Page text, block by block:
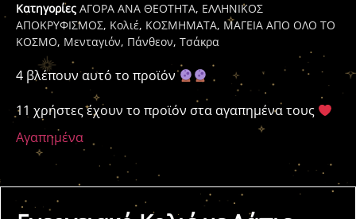
Κατηγορίες ΑΓΟΡΑ ΑΝΑ ΘΕΟΤΗΤΑ, ΕΛΛΗΝΙΚΟΣ
ΑΠΟΚΡΥΦΙΣΜΟΣ, Κολιέ, ΚΟΣΜΗΜΑΤΑ, ΜΑΓΕΙΑ ΑΠΟ ΟΛΟ ΤΟ
ΚΟΣΜΟ, Μενταγιόν, Πάνθεον, Τσάκρα
4 βλέπουν αυτό το προϊόν
11 χρήστες έχουν το προϊόν στα αγαπημένα τους
Αγαπημένα